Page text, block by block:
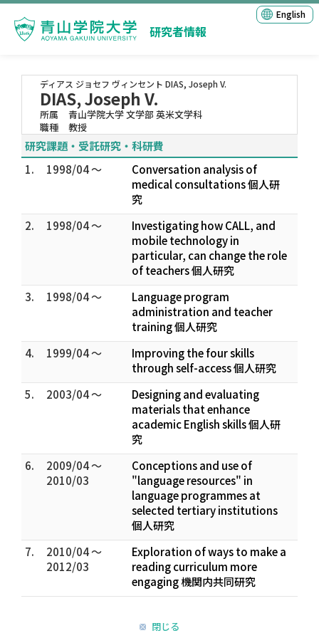
研究者情報
English
ディアス ジョセフ ヴィンセント DIAS, Joseph V.
DIAS, Joseph V.
所属
青山学院大学 文学部 英米文学科
職種
教授
研究課題・受託研究・科研費
1.
1998/04 ～
Conversation analysis of
medical consultations 個人研
究
2.
1998/04 ～
Investigating how CALL, and
mobile technology in
particular, can change the role
of teachers 個人研究
3.
1998/04 ～
Language program
administration and teacher
training 個人研究
4.
1999/04 ～
Improving the four skills
through self-access 個人研究
5.
2003/04 ～
Designing and evaluating
materials that enhance
academic English skills 個人研
究
6.
2009/04 ～
2010/03
Conceptions and use of
"language resources" in
language programmes at
selected tertiary institutions
個人研究
7.
2010/04 ～
2012/03
Exploration of ways to make a
reading curriculum more
engaging 機関内共同研究
閉じる